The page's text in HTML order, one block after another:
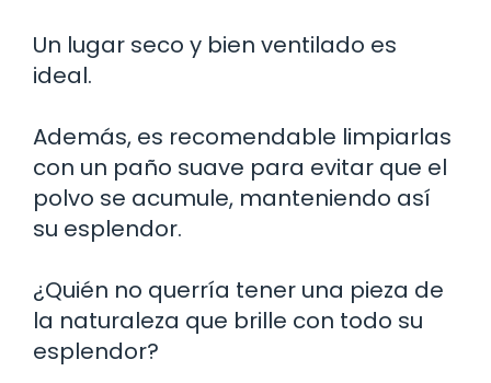
Un lugar seco y bien ventilado es
ideal.
Además, es recomendable limpiarlas
con un paño suave para evitar que el
polvo se acumule, manteniendo así
su esplendor.
¿Quién no querría tener una pieza de
la naturaleza que brille con todo su
esplendor?